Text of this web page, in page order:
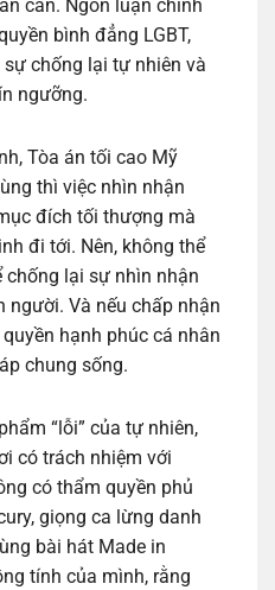
cản. Ngôn luận chính
bình đẳng LGBT,
chống lại tự nhiên và
ngưỡng.
Tòa án tối cao Mỹ
thì việc nhìn nhận
đích tối thượng mà
đi tới. Nên, không thể
chống lại sự nhìn nhận
người. Và nếu chấp nhận
hạnh phúc cá nhân
chung sống.
“lỗi” của tự nhiên,
có trách nhiệm với
có thẩm quyền phủ
giọng ca lừng danh
bài hát Made in
tính của mình, rằng